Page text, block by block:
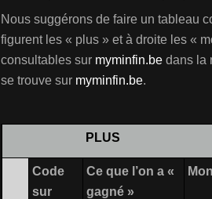
Nous suggérons de faire un tableau
figurent les « plus » et à droite les «
consultables sur myminfin.be dans la
se trouve sur myminfin.be.
PLUS
Code
sur
Ce que l’on a «
gagné »